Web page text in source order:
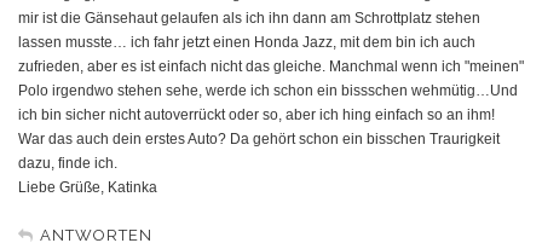
mir ist die Gänsehaut gelaufen als ich ihn dann am Schrottplatz stehen
lassen musste… ich fahr jetzt einen Honda Jazz, mit dem bin ich auch
zufrieden, aber es ist einfach nicht das gleiche. Manchmal wenn ich "meinen"
Polo irgendwo stehen sehe, werde ich schon ein bissschen wehmütig…Und
ich bin sicher nicht autoverrückt oder so, aber ich hing einfach so an ihm!
War das auch dein erstes Auto? Da gehört schon ein bisschen Traurigkeit
dazu, finde ich.
Liebe Grüße, Katinka
ANTWORTEN